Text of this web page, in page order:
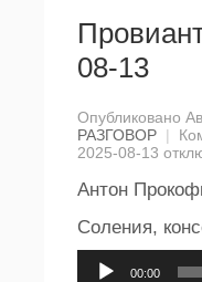
08-13
Опубликовано
РАЗГОВОР |
2025-08-13
Антон
Соления,
00:00